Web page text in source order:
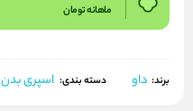
ماهانهتومان
برند: داو دسته بندی: اسپری بدن